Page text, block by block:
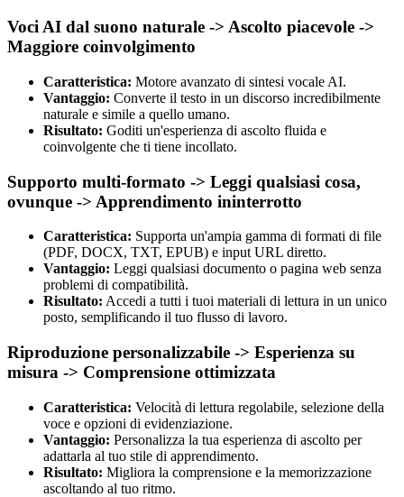
Voci AI dal suono naturale -> Ascolto piacevole ->
Maggiore coinvolgimento
Caratteristica: Motore avanzato di sintesi vocale AI.
Vantaggio: Converte il testo in un discorso incredibilmente
naturale e simile a quello umano.
Risultato: Goditi un'esperienza di ascolto fluida e
coinvolgente che ti tiene incollato.
Supporto multi-formato -> Leggi qualsiasi cosa,
ovunque -> Apprendimento ininterrotto
Caratteristica: Supporta un'ampia gamma di formati di file
(PDF, DOCX, TXT, EPUB) e input URL diretto.
Vantaggio: Leggi qualsiasi documento o pagina web senza
problemi di compatibilità.
Risultato: Accedi a tutti i tuoi materiali di lettura in un unico
posto, semplificando il tuo flusso di lavoro.
Riproduzione personalizzabile -> Esperienza su
misura -> Comprensione ottimizzata
Caratteristica: Velocità di lettura regolabile, selezione della
voce e opzioni di evidenziazione.
Vantaggio: Personalizza la tua esperienza di ascolto per
adattarla al tuo stile di apprendimento.
Risultato: Migliora la comprensione e la memorizzazione
ascoltando al tuo ritmo.